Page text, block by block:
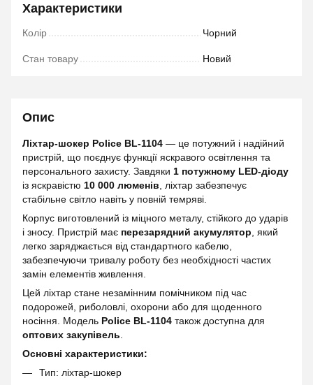
Характеристики
Колір Чорний
Стан товару Новий
Опис
Ліхтар-шокер Police BL-1104 — це потужний і надійний
пристрій, що поєднує функції яскравого освітлення та
персонального захисту. Завдяки 1 потужному LED-діоду
із яскравістю 10 000 люменів , ліхтар забезпечує
стабільне світло навіть у повній темряві.
Корпус виготовлений із міцного металу, стійкого до ударів
і зносу. Пристрій має перезарядний акумулятор , який
легко заряджається від стандартного кабелю,
забезпечуючи тривалу роботу без необхідності частих
замін елементів живлення.
Цей ліхтар стане незамінним помічником під час
подорожей, риболовлі, охорони або для щоденного
носіння. Модель Police BL-1104 також доступна для
оптових закупівель
Основні характеристики:
Тип: ліхтар-шокер